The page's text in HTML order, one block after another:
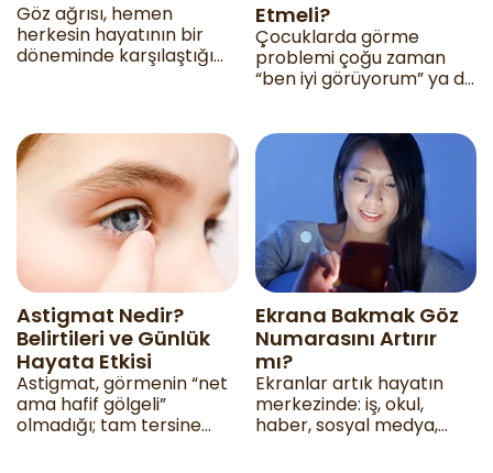
Göz ağrısı, hemen
herkesin hayatının bir
döneminde karşılaştığı
Etmeli?
Çocuklarda görme
problemi çoğu zaman
“ben iyi görüyorum” ya da
bulanık görmenin nasıl
bir şey olduğunu bilmez.
Astigmat Nedir?
Belirtileri ve Günlük
Hayata Etkisi
Astigmat, görmenin “net
ama hafif gölgeli”
olmadığı; tam tersine
Ekrana Bakmak Göz
Numarasını Artırır
mı?
Ekranlar artık hayatın
merkezinde: iş, okul,
haber, sosyal medya,